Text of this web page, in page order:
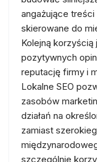
angażujące
skierowane do
Kolejną
pozytywnych
reputację firmy i
Lokalne SEO
zasobów
działań na
zamiast
szczególnie